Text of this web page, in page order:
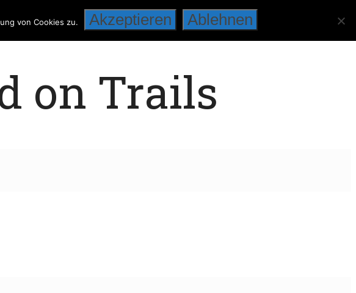
on Trails
von Cookies zu. Akzeptieren Ablehnen